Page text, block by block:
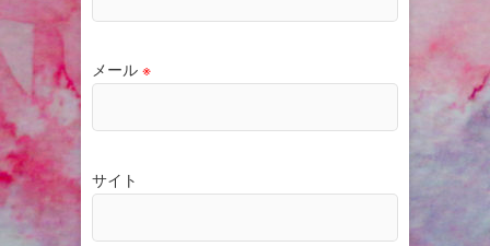
メール ※
サイト